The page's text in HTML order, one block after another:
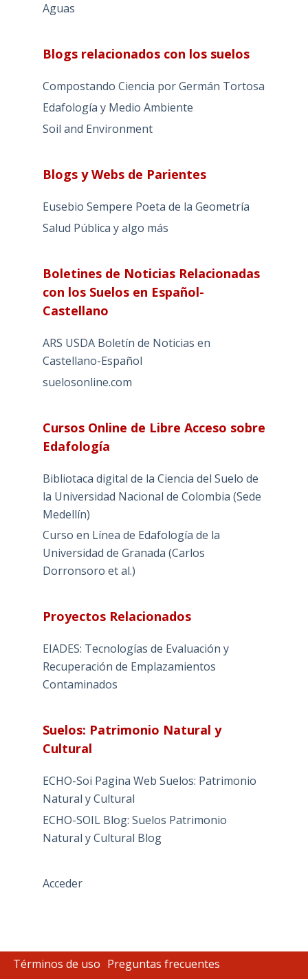
Aguas
Blogs relacionados con los suelos
Compostando Ciencia por Germán Tortosa
Edafología y Medio Ambiente
Soil and Environment
Blogs y Webs de Parientes
Eusebio Sempere Poeta de la Geometría
Salud Pública y algo más
Boletines de Noticias Relacionadas
con los Suelos en Español-
Castellano
ARS USDA Boletín de Noticias en
Castellano-Español
suelosonline.com
Cursos Online de Libre Acceso sobre
Edafología
Bibliotaca digital de la Ciencia del Suelo de
la Universidad Nacional de Colombia (Sede
Medellín)
Curso en Línea de Edafología de la
Universidad de Granada (Carlos
Dorronsoro et al.)
Proyectos Relacionados
EIADES: Tecnologías de Evaluación y
Recuperación de Emplazamientos
Contaminados
Suelos: Patrimonio Natural y
Cultural
ECHO-Soi Pagina Web Suelos: Patrimonio
Natural y Cultural
ECHO-SOIL Blog: Suelos Patrimonio
Natural y Cultural Blog
Acceder
Términos de uso Preguntas frecuentes